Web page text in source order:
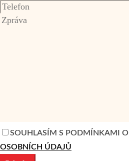
SOUHLASÍM S PODMÍNKAMI O
OSOBNÍCH ÚDAJŮ